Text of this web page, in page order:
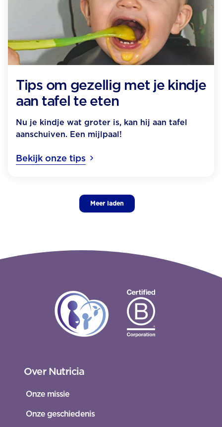
Tips om gezellig met je kindje
aan tafel te eten
Nu je kindje wat groter is, kan hij aan tafel
aanschuiven. Een mijlpaal!
Bekijk onze tips
Meer laden
Over Nutricia
Onze missie
Onze geschiedenis